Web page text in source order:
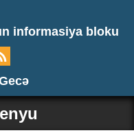
informasiya bloku